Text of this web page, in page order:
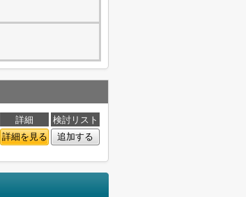
詳細
検討リスト
詳細を見る 追加する